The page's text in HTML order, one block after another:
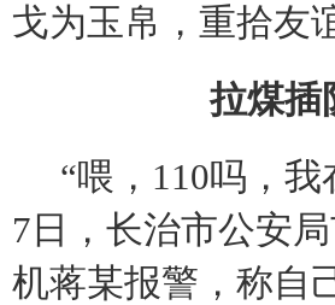
戈为玉帛，重拾友
拉煤插
“喂，110吗，
7日，长治市公安
机蒋某报警，称自